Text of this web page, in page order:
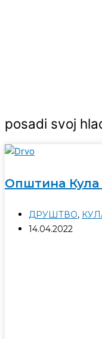
posadi svoj
Општина Кула
ДРУШТВО,
14.04.2022